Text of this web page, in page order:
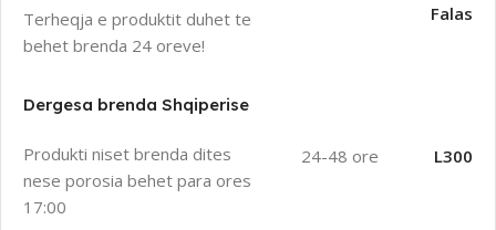
Terheqja e produktit duhet te
behet brenda 24 oreve!
Falas
Dergesa brenda Shqiperise
Produkti niset brenda dites
nese porosia behet para ores
17:00
24-48 ore L300